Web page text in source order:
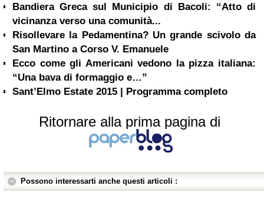
Bandiera Greca sul Municipio di Bacoli: “Atto di
vicinanza verso una comunità...
Risollevare la Pedamentina? Un grande scivolo da
San Martino a Corso V. Emanuele
Ecco come gli Americani vedono la pizza italiana:
“Una bava di formaggio e…”
Sant’Elmo Estate 2015 | Programma completo
Ritornare alla prima pagina di
Possono interessarti anche questi articoli :